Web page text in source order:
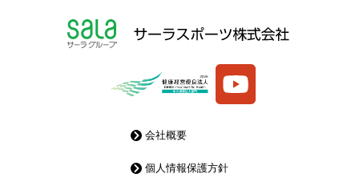
会社概要
個人情報保護方針